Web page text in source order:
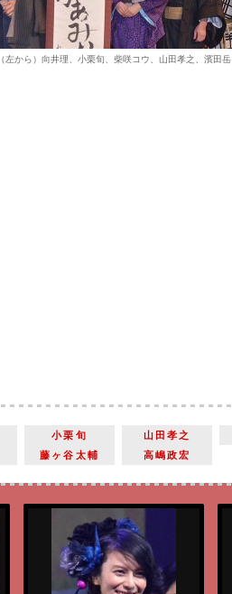
（左から）向井理、小栗旬、柴咲コウ、山田孝之、濱田岳
小栗旬 山田孝之
藤ヶ谷太輔 高嶋政宏